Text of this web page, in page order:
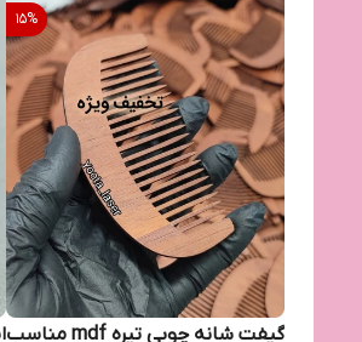
15%
گیفت شانه چوبی تیره mdf مناسب